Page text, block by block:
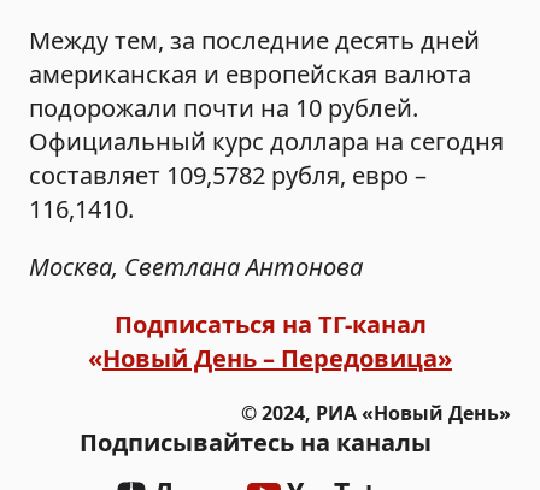
Между тем, за последние десять дней
американская и европейская валюта
подорожали почти на 10 рублей.
Официальный курс доллара на сегодня
составляет 109,5782 рубля, евро –
116,1410.
Москва, Светлана Антонова
Подписаться на ТГ-канал
«Новый День – Передовица»
© 2024, РИА «Новый День»
Подписывайтесь на каналы